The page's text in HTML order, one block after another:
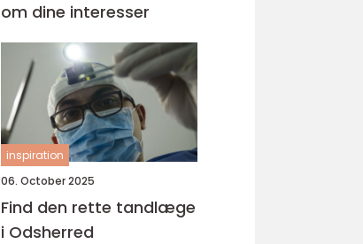
om dine interesser
inspiration
06. October 2025
Find den rette tandlæge
i Odsherred